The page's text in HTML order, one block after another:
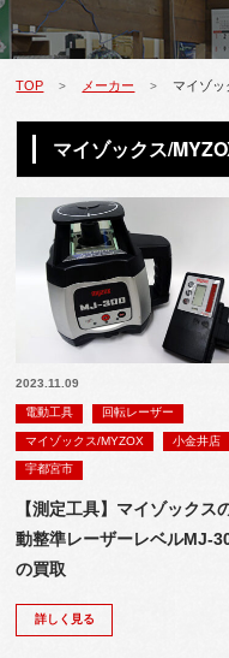
TOP > メーカー > マイゾ
マイゾックス/
2023.11.09
電動工具 回転レーザー
マイゾックス/MYZOX 小金井店
宇都宮市
【測定工具】マイゾックス
動整準レーザーレベルMJ-
の買取
詳しく見る